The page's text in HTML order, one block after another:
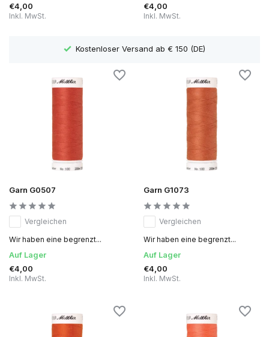
€4,00
Inkl. MwSt.
€4,00
Inkl. MwSt.
Lieferzeit 1 bis 3 Arbeitstage
Garn G0507
Vergleichen
Wir haben eine begrenzt...
Auf Lager
€4,00
Inkl. MwSt.
Garn G1073
Vergleichen
Wir haben eine begrenzt...
Auf Lager
€4,00
Inkl. MwSt.